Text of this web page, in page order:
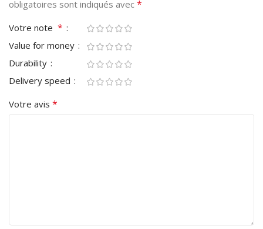
obligatoires sont indiqués avec *
Votre note *
Value for money
Durability
Delivery speed
Votre avis *